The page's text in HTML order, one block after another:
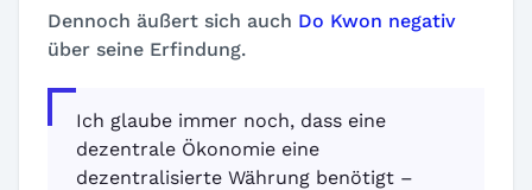
Dennoch äußert sich auch Do Kwon negativ
über seine Erfindung.
Ich glaube immer noch, dass eine
dezentrale Ökonomie eine
dezentralisierte Währung benötigt –